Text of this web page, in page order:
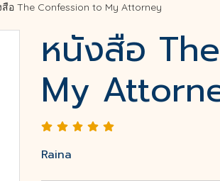
อ The Confession to My Attorney
หนังสือ
My
Raina